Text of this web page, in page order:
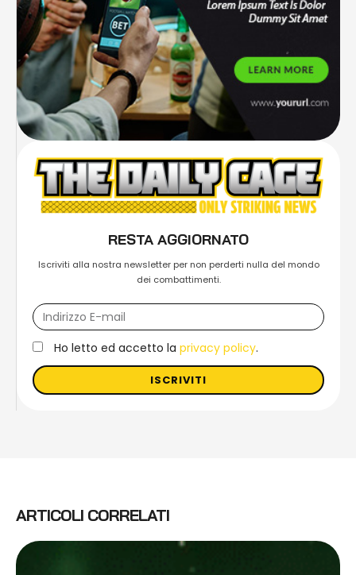
RESTA AGGIORNATO
Iscriviti alla nostra newsletter per non perderti nulla del mondo
dei combattimenti.
Ho letto ed accetto la privacy policy.
ISCRIVITI
ARTICOLI CORRELATI